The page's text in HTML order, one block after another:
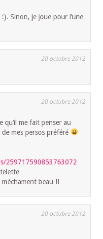
Sinon, je joue pour l’une
20 octobre 2012
20 octobre 2012
qu’il me fait penser au
mes persos préféré
259717590853763072
beau !!
20 octobre 2012